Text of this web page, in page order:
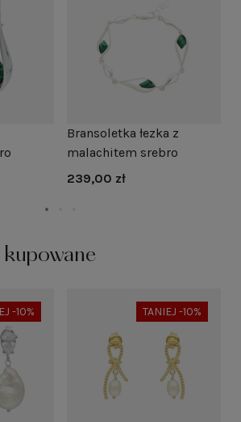
Bransoletka łezka z
malachitem srebro
239,00 zł
kupowane
-10% TANIEJ -10%